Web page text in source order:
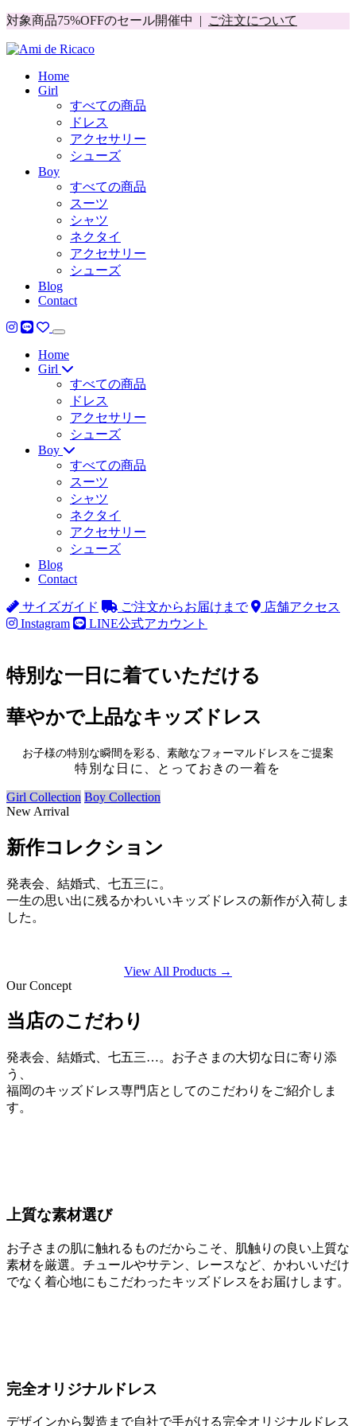
対象商品75%OFFのセール開催中 | ご注文について
Home
Girl
すべての商品
ドレス
アクセサリー
シューズ
Boy
すべての商品
スーツ
シャツ
ネクタイ
アクセサリー
シューズ
Blog
Contact
Home
Girl
すべての商品
ドレス
アクセサリー
シューズ
Boy
すべての商品
スーツ
シャツ
ネクタイ
アクセサリー
シューズ
Blog
Contact
サイズガイド ご注文からお届けまで
店舗アクセス
Instagram
LINE公式アカウント
特別な一日に着ていただける
華やかで上品なキッズドレス
お子様の特別な瞬間を彩る、素敵なフォーマルドレスをご提案
特別な日に、とっておきの一着を
Girl Collection Boy Collection
New Arrival
新作コレクション
発表会、結婚式、七五三に。
一生の思い出に残るかわいいキッズドレスの新作が入荷しま
した。
View All Products →
Our Concept
当店のこだわり
発表会、結婚式、七五三…。お子さまの大切な日に寄り添
う、
福岡のキッズドレス専門店としてのこだわりをご紹介しま
す。
上質な素材選び
お子さまの肌に触れるものだからこそ、肌触りの良い上質な
素材を厳選。チュールやサテン、レースなど、かわいいだけ
でなく着心地にもこだわったキッズドレスをお届けします。
完全オリジナルドレス
デザインから製造まで自社で手がける完全オリジナルドレス